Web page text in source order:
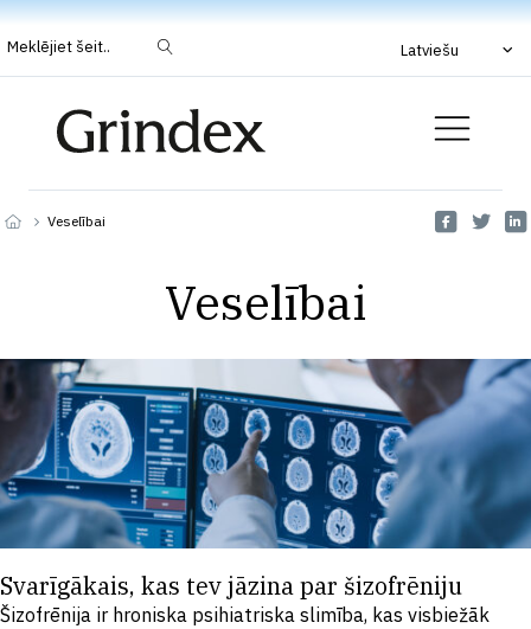
Meklējiet šeit.. Latviešu
Veselībai
Veselībai
Svarīgākais, kas tev jāzina par šizofrēniju
Šizofrēnija ir hroniska psihiatriska slimība, kas visbiežāk